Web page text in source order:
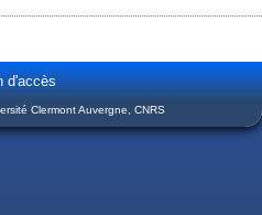
d'accès
Clermont Auvergne, CNRS